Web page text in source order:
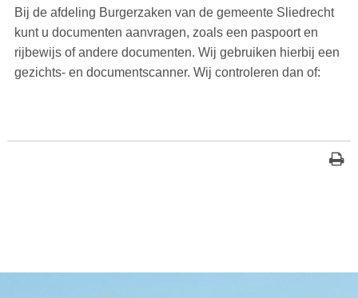
Bij de afdeling Burgerzaken van de gemeente Sliedrecht
kunt u documenten aanvragen, zoals een paspoort en
rijbewijs of andere documenten. Wij gebruiken hierbij een
gezichts- en documentscanner. Wij controleren dan of: